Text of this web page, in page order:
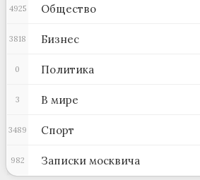
Общество
4925
Бизнес
3818
Политика
0
В мире
3
Спорт
3489
Записки москвича
982